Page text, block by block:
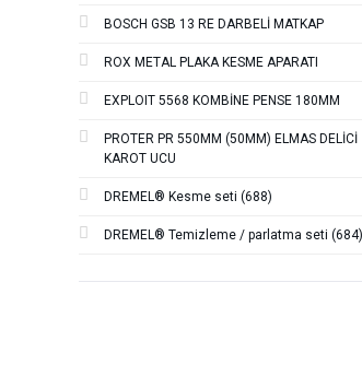
BOSCH GSB 13 RE DARBELİ MATKAP
ROX METAL PLAKA KESME APARATI
EXPLOIT 5568 KOMBİNE PENSE 180MM
PROTER PR 550MM (50MM) ELMAS DELİCİ
KAROT UCU
DREMEL® Kesme seti (688)
DREMEL® Temizleme / parlatma seti (684)